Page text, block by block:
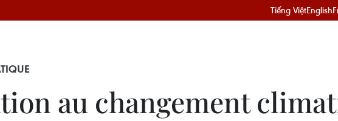
Tiếng ViệtEnglish
au changement